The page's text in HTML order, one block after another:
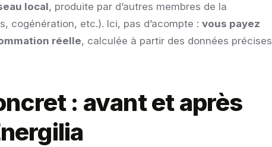
local, produite par d’autres membres de la
cogénération, etc.). Ici, pas d’acompte : vous payez
réelle, calculée à partir des données précises
: avant et après